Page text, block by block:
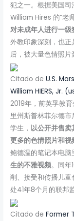
犯之一。根据美国
William Hires 的“老
对未成年人进行一级
外教印象深刻，也
后，被大量色情照片
Citado de U.S.
William HIERS, Jr.
2019年，前英孚教
里州斯普林菲尔德市
学生， 以公开并售
更多的色情照片和视
鲍德温的笔记本电脑
生的不雅视频。同年
削、接受和传播儿
处41年8个月的联邦
Citado de Former